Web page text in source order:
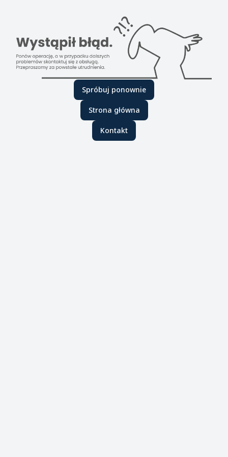
Spróbuj ponownie
Strona główna
Kontakt